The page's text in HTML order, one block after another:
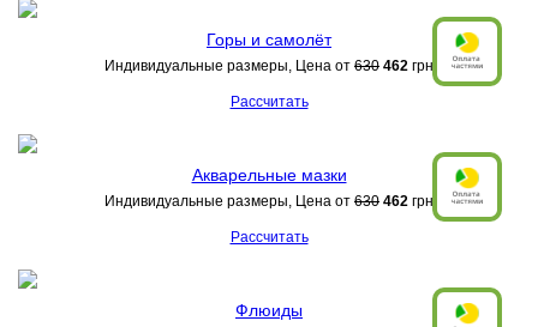
Горы и самолёт
Индивидуальные размеры, Цена от 630 462 грн
Рассчитать
Акварельные мазки
Индивидуальные размеры, Цена от 630 462 грн
Рассчитать
Флюиды